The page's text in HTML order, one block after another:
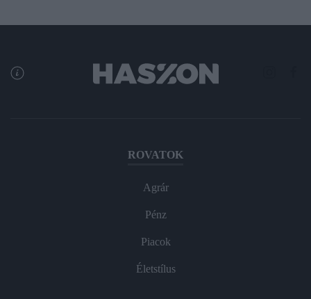
ROVATOK
Agrár
Pénz
Piacok
Életstílus